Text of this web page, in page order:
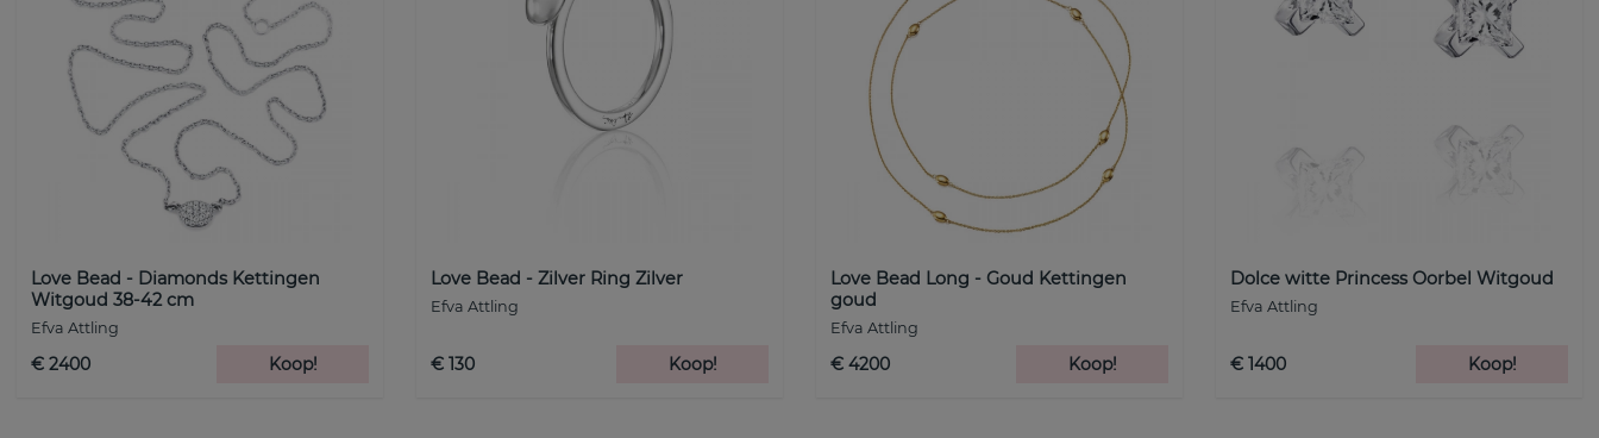
Love Bead - Diamonds Kettingen
Witgoud 38-42 cm
Efva Attling
€ 2400 Koop!
Love Bead - Zilver Ring Zilver
Efva Attling
€ 130 Koop!
Love Bead Long - Goud Kettingen
goud
Efva Attling
€ 4200 Koop!
Dolce witte Princess Oorbel Witgoud
Efva Attling
€ 1400 Koop!